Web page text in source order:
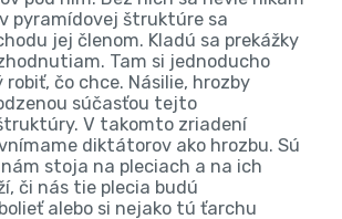
pyramídovej štruktúre sa
jej členom. Kladú sa prekážky
Tam si jednoducho
robiť, čo chce. Násilie, hrozby
súčasťou tejto
V takomto zriadení
diktátorov ako hrozbu. Sú
stoja na pleciach a na ich
či nás tie plecia budú
alebo si nejako tú ťarchu